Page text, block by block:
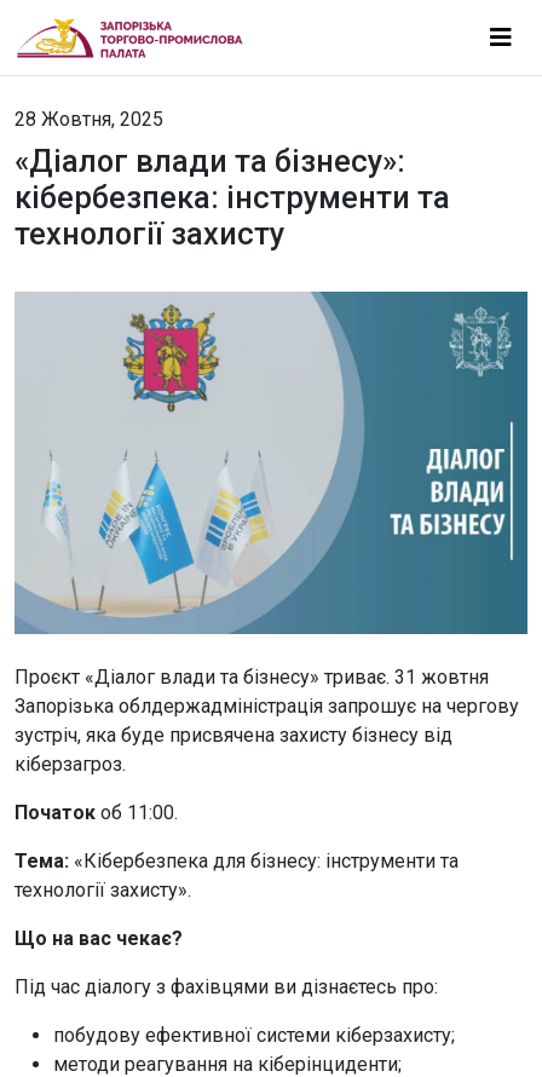
28 Жовтня, 2025
«Діалог влади та бізнесу»:
кібербезпека: інструменти та
технології захисту
Проєкт «Діалог влади та бізнесу» триває. 31 жовтня
Запорізька облдержадміністрація запрошує на чергову
зустріч, яка буде присвячена захисту бізнесу від
кіберзагроз.
Початок об 11:00.
Тема: «Кібербезпека для бізнесу: інструменти та
технології захисту».
Що на вас чекає?
Під час діалогу з фахівцями ви дізнаєтесь про:
побудову ефективної системи кіберзахисту;
методи реагування на кіберінциденти;